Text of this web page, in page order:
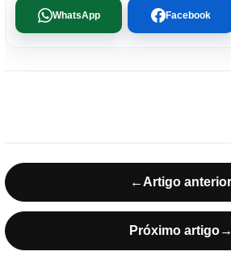
WhatsApp Facebook
← Artigo anterior
Próximo artigo→